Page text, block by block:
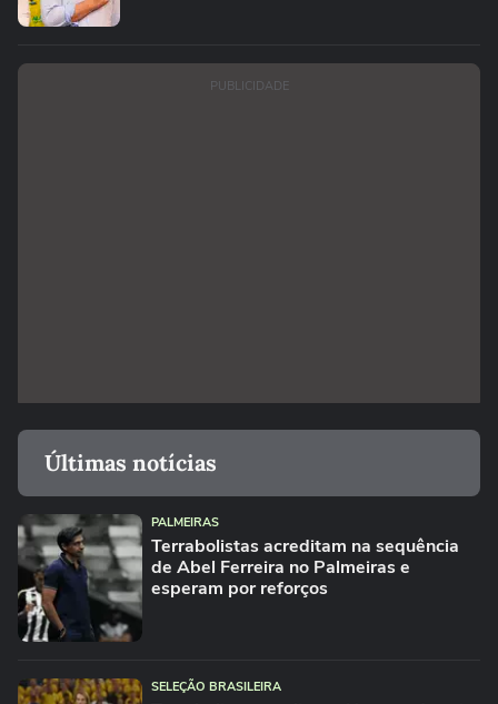
PUBLICIDADE
Últimas notícias
PALMEIRAS
Terrabolistas acreditam na sequência
de Abel Ferreira no Palmeiras e
esperam por reforços
SELEÇÃO BRASILEIRA